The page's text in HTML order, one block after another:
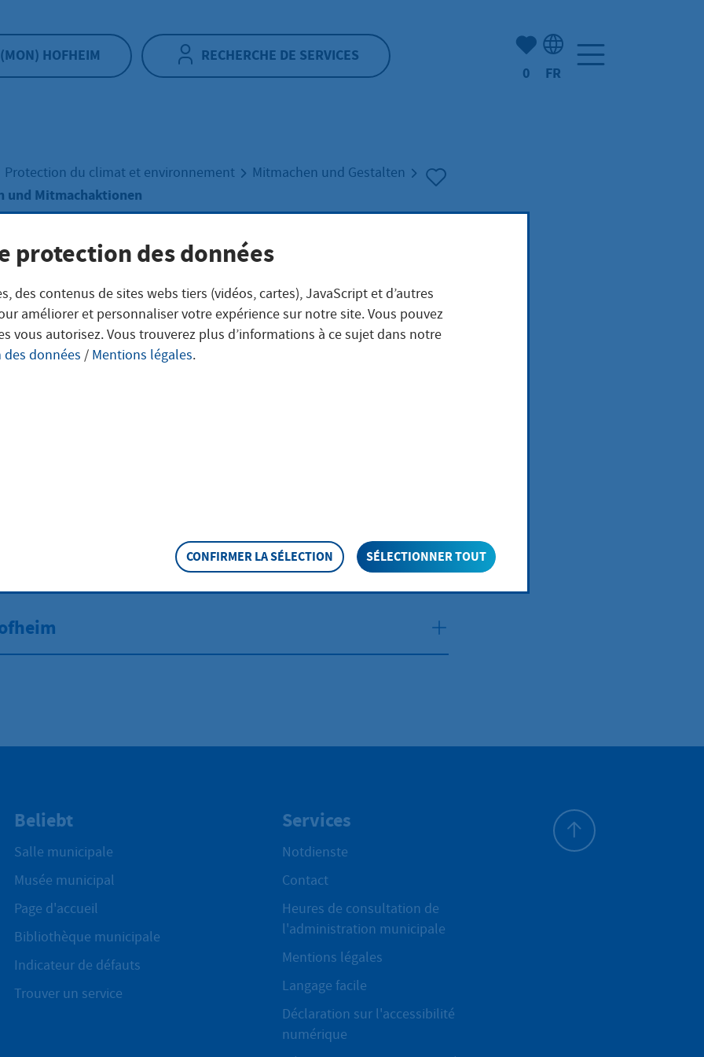
(MON) HOFHEIM RECHERCHE DE SERVICES
Nombre d'éléments mis en
0 FR
Protection du climat et environnement Mitmachen und Gestalten
und Mitmachaktionen
und
aktiv in Hofheim
Spaziergang oder Thementag – in Hofheim finden regelmäßig
Klimaschutz, Energie und nachhaltiger Mobilität statt. Viele Formate
Mitmachen oder direkten Ausprobieren ein.
Ideen entstehen, Austausch gefördert wird und konkrete Schritte in
Sie sich ganz praktisch einbringen können.
Beliebt
Salle municipale
Musée municipal
Page d'accueil
Bibliothèque municipale
Indicateur de défauts
Trouver un service
Services
Notdienste
Contact
Heures de consultation de
l'administration municipale
Mentions légales
Langage facile
Déclaration sur l'accessibilité
numérique
protection des données
des contenus de sites webs tiers (vidéos, cartes), JavaScript et d’autres
améliorer et personnaliser votre expérience sur notre site. Vous pouvez
vous autorisez. Vous trouverez plus d’informations à ce sujet dans notre
données / Mentions légales.
CONFIRMER LA SÉLECTION SÉLECTIONNER TOUT